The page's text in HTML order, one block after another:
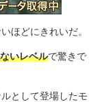
ほどにきれいだ。
いレベルで驚きで
として登場したモ